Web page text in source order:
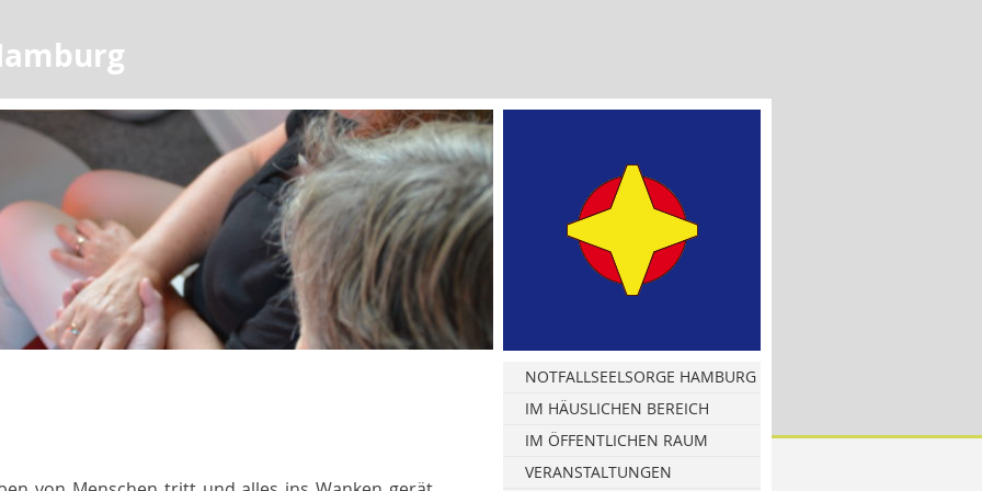
NOTFALLSEELSORGE HAMBURG
Informationsmaterial
IM HÄUSLICHEN BEREICH
Hamburg West
Hamburg Ost
IM ÖFFENTLICHEN RAUM
Leitungsgruppe NFS
VERANSTALTUNGEN